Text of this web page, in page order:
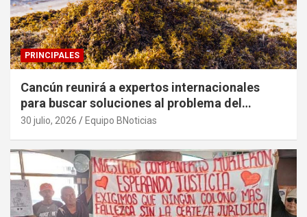
PRINCIPALES
Cancún reunirá a expertos internacionales
para buscar soluciones al problema del
sargazo
30 julio, 2026 Equipo BNoticias